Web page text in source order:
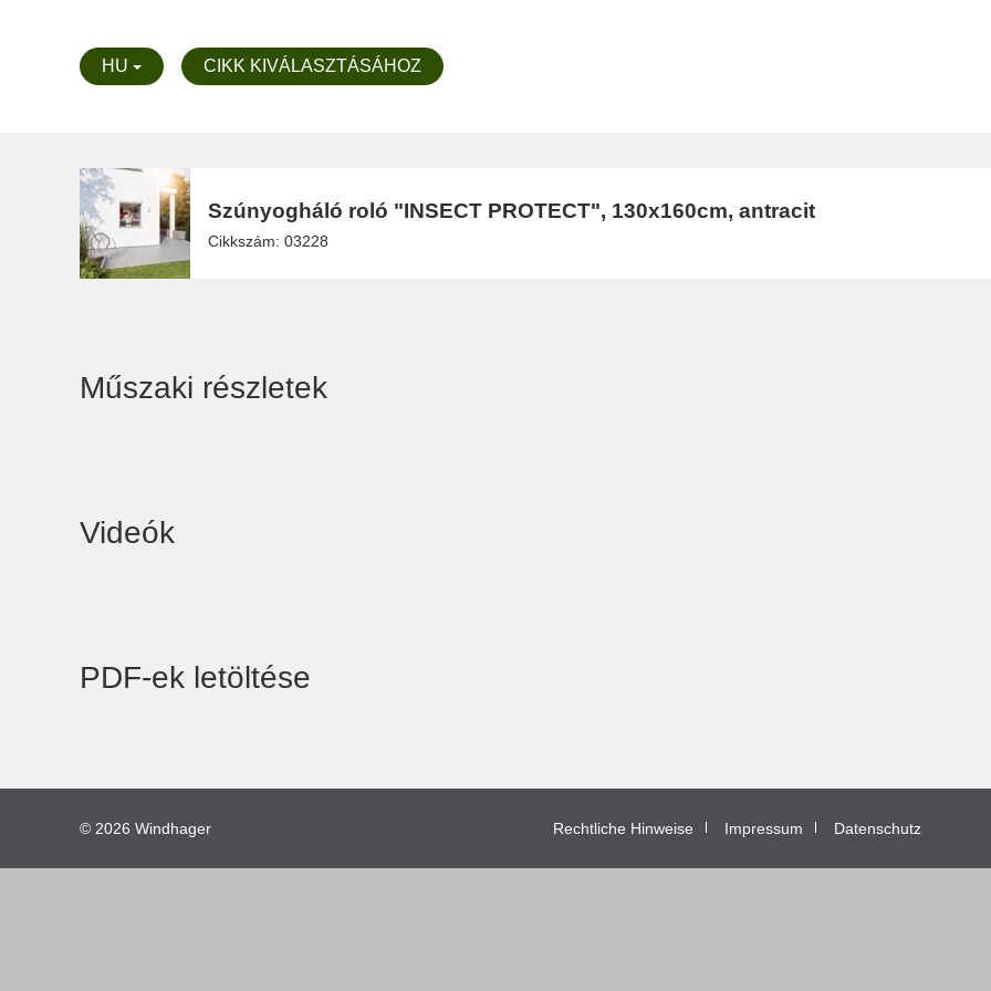
HU CIKK KIVÁLASZTÁSÁHOZ
Szúnyogháló roló "INSECT PROTECT", 130x160cm, antracit
Cikkszám: 03228
Műszaki részletek
Videók
PDF-ek letöltése
© 2026 Windhager Rechtliche Hinweise Impressum Datenschutz